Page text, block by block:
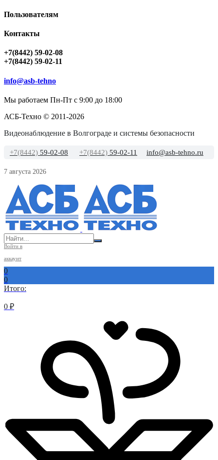
Пользователям
Контакты
+7(8442) 59-02-08
+7(8442) 59-02-11
info@asb-tehno
Мы работаем Пн-Пт с 9:00 до 18:00
АСБ-Техно © 2011-2026
Видеонаблюдение в Волгограде и системы безопасности
+7(8442) 59-02-08 +7(8442) 59-02-11 info@asb-tehno.ru
7 августа 2026
Войти в
аккаунт
0
0
Итого:
0 ₽